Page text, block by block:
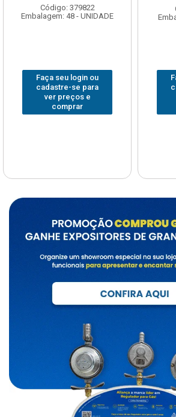
Código: 379867
Embalagem: 1 - UNIDADE
Faça seu login ou
cadastre-se para
ver preços e
comprar